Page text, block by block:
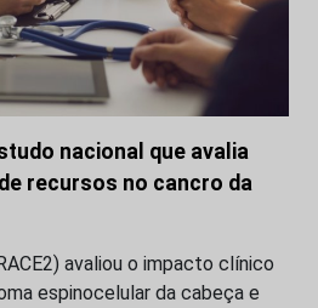
nacional que avalia
recursos no cancro da
avaliou o impacto clínico
espinocelular da cabeça e